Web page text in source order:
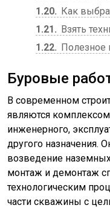
1.20
Как
1.21
Взять
1.22
Полезное
Буровые
В современном
являются
инженерного,
другого назначения.
возведение
монтаж и демонтаж
технологическим
части скважины с